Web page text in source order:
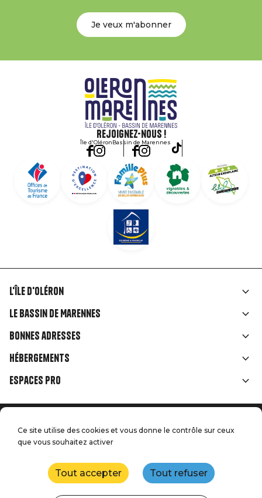
Je veux m'abonner
Rejoignez-nous !
Île d'OléronBassin de Marennes
Liens
rubriques
L'île d'Oléron
Le Bassin de Marennes
Bonnes adresses
Hébergements
Espaces Pro
Menu
Accueil
Mentions légales
Presse
Nous contacter
Plan du site
Réalisation : StudioJuillet
Ce site utilise des cookies et vous donne le contrôle sur ceux
que vous souhaitez activer
Tout accepter Tout refuser